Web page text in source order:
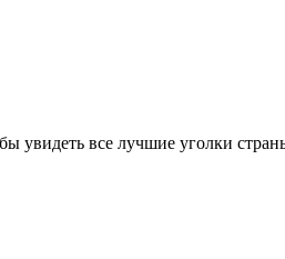
увидеть все лучшие уголки